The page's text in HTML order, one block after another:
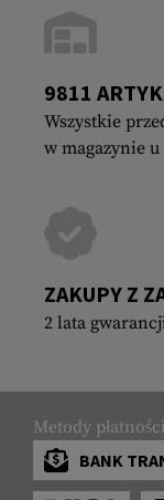
9811
Wszystkie
w magazynie u
ZAKUPY Z
2 lata
Metody
BANK